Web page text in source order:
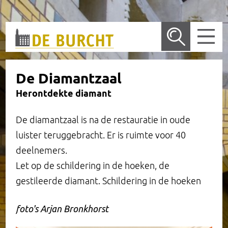
Nieuws
Publicaties
Wetenschappelijk Bureau
Overige publicaties en presentaties
Onderzoek
Onderzoeksprogramma
Lopend onderzoek
Dossiers
Zeggenschap
Henri Polaklezing
De locatie in Amsterdam
Vergaderlocatie
Arrangementen
Entree en receptie
Bondsraadzaal
Trouwen
Rondleidingen
Historie
De Diamantzaal
Herontdekte diamant
De diamantzaal is na de restauratie in oude
luister teruggebracht. Er is ruimte voor 40
deelnemers.
Let op de schildering in de hoeken, de
gestileerde diamant. Schildering in de hoeken
foto's Arjan Bronkhorst